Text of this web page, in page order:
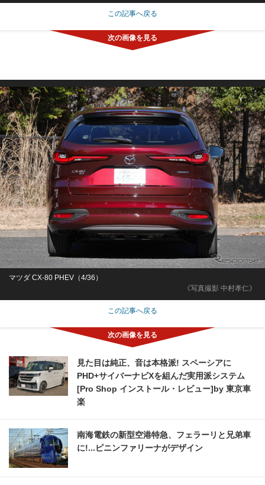
この記事へ戻る
《写真撮影 中村孝仁》
マツダ CX-80 PHEV（4/36）
この記事へ戻る
見た目は純正、音は本格派! スペーシアに
PHD+サイバーナビXを組んだ実用派システム
[Pro Shop インストール・レビュー]by 東京車
楽
南海電鉄の新型空港特急、フェラーリと兄弟車
に!...ピニンファリーナがデザイン